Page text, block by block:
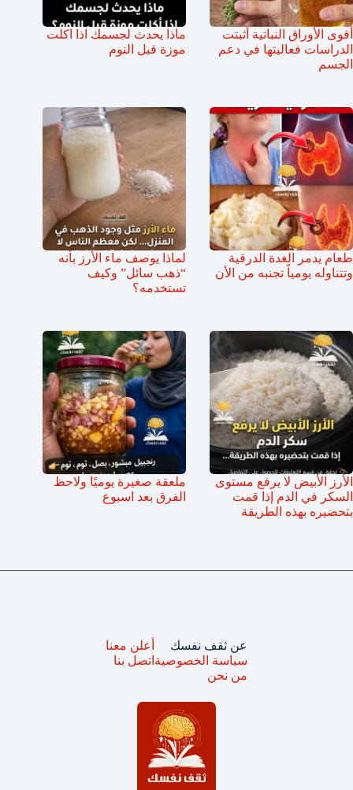
أقوى الأوراق النباتية أثبتت
الدراسات فعاليتها في دعم
الجسم
ماذا يحدث لجسمك اذا اكلت
موزة قبل النوم
طعام يدمر الغدة الدرقية
وتتناوله يومياً تجنبه من الأن
لماذا يوصف ماء الأرز بأنه
“ذهب سائل” وكيف
تستخدمه؟
الأرز الأبيض لا يرفع مستوى
السكر في الدم إذا قمت
بتحضيره بهذه الطريقة
ملعقة صغيرة يوميًا ولاحظ
الفرق بعد اسبوع
عن ثقف نفسك
سياسة الخصوصية
من نحن
أعلن معنا
اتصل بنا